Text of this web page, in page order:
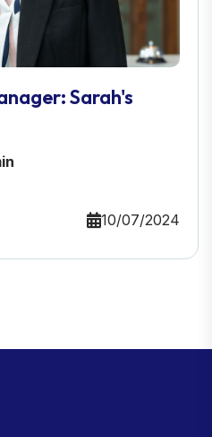
Sarah's
10/07/2024